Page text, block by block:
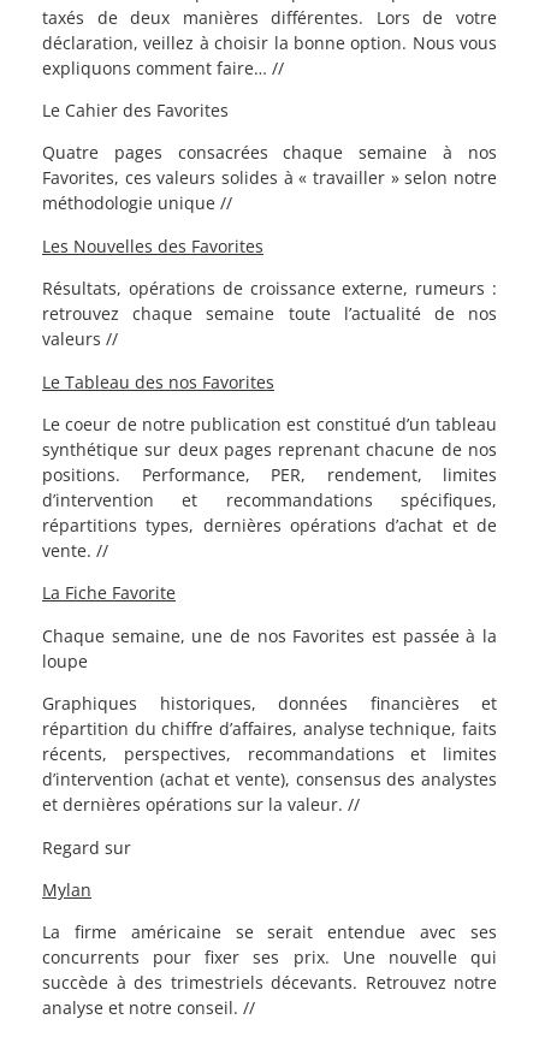
taxés de deux manières différentes. Lors de votre
déclaration, veillez à choisir la bonne option. Nous vous
expliquons comment faire… //
Le Cahier des Favorites
Quatre pages consacrées chaque semaine à nos
Favorites, ces valeurs solides à « travailler » selon notre
méthodologie unique //
Les Nouvelles des Favorites
Résultats, opérations de croissance externe, rumeurs :
retrouvez chaque semaine toute l’actualité de nos
valeurs //
Le Tableau des nos Favorites
Le coeur de notre publication est constitué d’un tableau
synthétique sur deux pages reprenant chacune de nos
positions. Performance, PER, rendement, limites
d’intervention et recommandations spécifiques,
répartitions types, dernières opérations d’achat et de
vente. //
La Fiche Favorite
Chaque semaine, une de nos Favorites est passée à la
loupe
Graphiques historiques, données financières et
répartition du chiffre d’affaires, analyse technique, faits
récents, perspectives, recommandations et limites
d’intervention (achat et vente), consensus des analystes
et dernières opérations sur la valeur. //
Regard sur
Mylan
La firme américaine se serait entendue avec ses
concurrents pour fixer ses prix. Une nouvelle qui
succède à des trimestriels décevants. Retrouvez notre
analyse et notre conseil. //